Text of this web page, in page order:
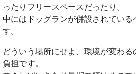
ったりフリースペースだったり。
中にはドッグランが併設されている
す。
どういう場所にせよ、環境が変わ
負担です。